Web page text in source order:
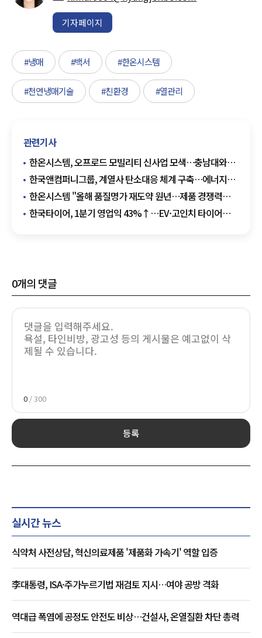
기자페이지
#냉매 #백서 #한온시스템
#천연냉매기술 #친환경 #열관리
관련기사
한온시스템, 오프로드 모빌리티 신사업 모색…충남대와
산학연 협력
한국앤컴퍼니그룹, 계열사 탄소대응 체계 구축…에너지
협력 본격화
한온시스템 "올해 품질명가 재도약 원년…제품 경쟁력
강화"
한국타이어, 1분기 영업익 43%↑…EV·고인치 타이어
0개의 댓글
0 / 300
등록
실시간 뉴스
식약처 사전상담, 혁신의료제품 '제품화 가속기' 역할 입증
李대통령, ISA·주가누르기법 재검토 지시…여야 공방 격화
역대급 폭염에 공정도 안전도 비상…건설사, 온열질환 차단 총력